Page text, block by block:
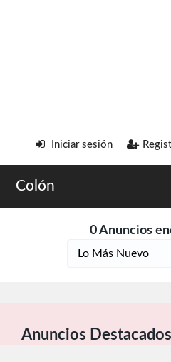
Iniciar sesión
Colón
0 Anuncios
Anuncios Destacados